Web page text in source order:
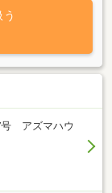
外の事でも地域
産屋を目指し、
部屋をお探しの
社をご利用いた
、改装工事費な
ると存じます。
ご相談くださ
号 アズマハウ